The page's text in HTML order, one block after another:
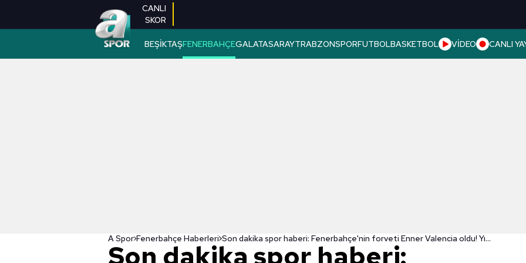
CANLI
SKOR
BEŞİKTAŞFENERBAHÇEGALATASARAYTRABZONSPORFUTBOLBASKETBOL VİDEO CANLI
A Spor Fenerbahçe Haberleri Son dakika spor haberi: Fenerbahçe'nin forveti Enner Valencia oldu! Yıldız isimleri geride bıraktı...
Son dakika spor haberi: